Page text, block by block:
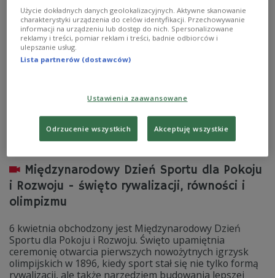
Muzeum Sportu i Turystyki
rzeźba wiersze olimpiada
Międzynarodowy Dzień Sportu dla Pokoju
i Rozwoju - święto rywalizacji, równości i
olimpizmu
6 kwietnia obchodzony jest Międzynarodowy Dzień
Sportu dla Pokoju i Rozwoju. Święto upamiętnia
ceremonię otwarcia pierwszych nowożytnych igrzysk
olimpijskich w 1896, kiedy sport stał się nie tylko formą
rywalizacji, ale także narzędziem budowania lepszej
Użycie dokładnych danych geolokalizacyjnych. Aktywne skanowanie
charakterystyki urządzenia do celów identyfikacji. Przechowywanie
informacji na urządzeniu lub dostęp do nich. Spersonalizowane
reklamy i treści, pomiar reklam i treści, badnie odbiorców i
ulepszanie usług.
Lista partnerów (dostawców)
Ustawienia zaawansowane
Odrzucenie wszystkich Akceptuję wszystkie